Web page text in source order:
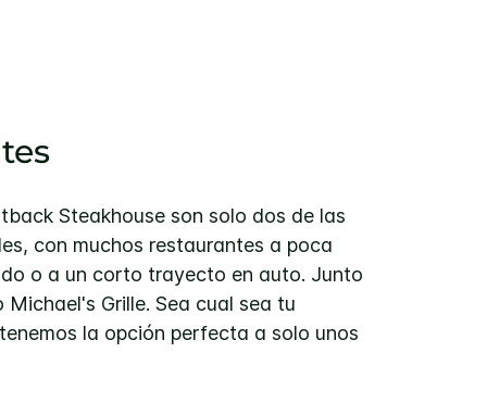
Steakhouse son solo dos de las
con muchos restaurantes a poca
o a un corto trayecto en auto. Junto
Michael's Grille. Sea cual sea tu
la opción perfecta a solo unos